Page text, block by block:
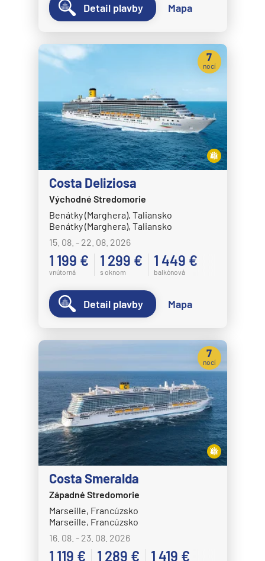
Detail plavby Mapa
Costa Deliziosa
Východné Stredomorie
Benátky (Marghera), Taliansko
Benátky (Marghera), Taliansko
15. 08. - 22. 08. 2026
1 199 €
vnútorná
1 299 €
s oknom
1 449 €
balkónová
7
nocí
Detail plavby Mapa
Costa Smeralda
Západné Stredomorie
Marseille, Francúzsko
Marseille, Francúzsko
16. 08. - 23. 08. 2026
1 119 € 1 289 € 1 419 €
7
nocí